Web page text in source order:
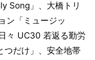
Song」、大橋トリ
ン「ミュージッ
々 UC30 若返る勤労
だけ」、安全地帯